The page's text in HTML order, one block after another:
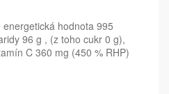
hodnota 995
96 g , (z toho cukr 0 g),
C 360 mg (450 % RHP)